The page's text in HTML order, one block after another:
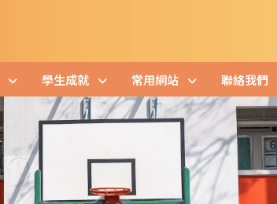
學生成就 常用網站 聯絡我們